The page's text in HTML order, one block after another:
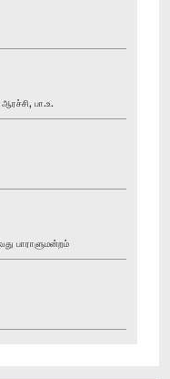
பா.உ.
பாராளுமன்றம்